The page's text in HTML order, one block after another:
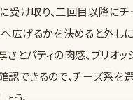
受け取り、二回目以降に
広げるかを決めると外しに
さとパティの肉感、ブリオ
認できるので、チーズ系を
う。